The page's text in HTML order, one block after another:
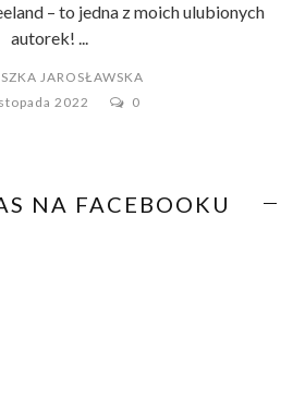
– to jedna z moich ulubionych
autorek! ...
JAROSŁAWSKA
2022
0
NA FACEBOOKU